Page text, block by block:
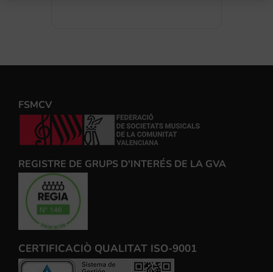
FSMCV
REGISTRE DE GRUPS D'INTERÉS DE LA GVA
CERTIFICACIÒ QUALITAT ISO-9001